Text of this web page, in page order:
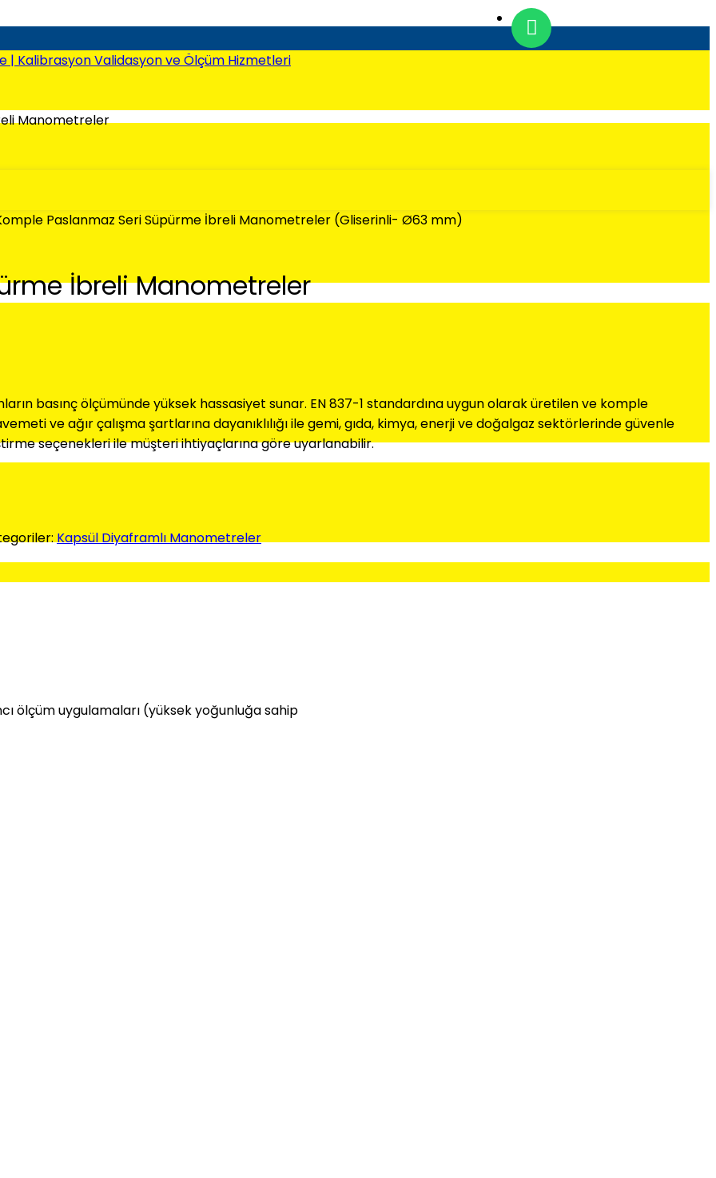
Manometreler
Paslanmaz Seri Süpürme İbreli Manometreler (Gliserinli- Ø63 mm)
İbreli Manometreler
basınç ölçümünde yüksek hassasiyet sunar. EN 837-1 standardına uygun olarak üretilen ve komple
ve ağır çalışma şartlarına dayanıklılığı ile gemi, gıda, kimya, enerji ve doğalgaz sektörlerinde güvenle
seçenekleri ile müşteri ihtiyaçlarına göre uyarlanabilir.
Kapsül Diyaframlı Manometreler
ölçüm uygulamaları (yüksek yoğunluğa sahip